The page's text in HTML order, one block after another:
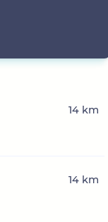
14 km
14 km